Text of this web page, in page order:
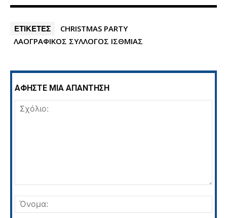
ΕΤΙΚΕΤΕΣ
CHRISTMAS PARTY
ΛΑΟΓΡΑΦΙΚΟΣ ΣΥΛΛΟΓΟΣ ΙΣΘΜΙΑΣ
ΑΦΗΣΤΕ ΜΙΑ ΑΠΑΝΤΗΣΗ